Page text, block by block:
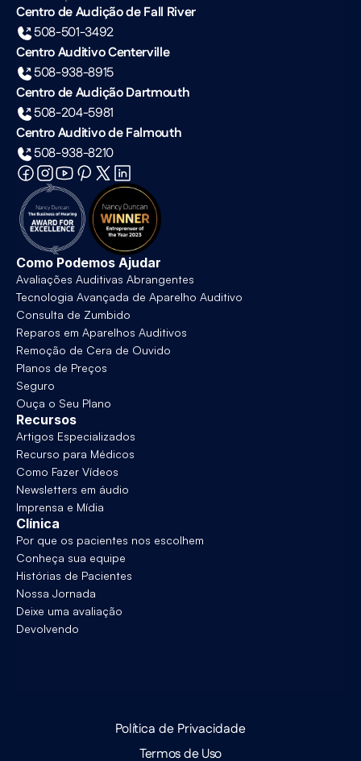
Centro de Audição de Fall River
508-501-3492
Centro Auditivo Centerville
508-938-8915
Centro de Audição Dartmouth
508-204-5981
Centro Auditivo de Falmouth
508-938-8210
Como Podemos Ajudar
Avaliações Auditivas Abrangentes
Tecnologia Avançada de Aparelho Auditivo
Consulta de Zumbido
Reparos em Aparelhos Auditivos
Remoção de Cera de Ouvido
Planos de Preços
Seguro
Ouça o Seu Plano
Recursos
Artigos Especializados
Recurso para Médicos
Como Fazer Vídeos
Newsletters em áudio
Imprensa e Mídia
Clínica
Por que os pacientes nos escolhem
Conheça sua equipe
Histórias de Pacientes
Nossa Jornada
Deixe uma avaliação
Devolvendo
Política de Privacidade
Termos de Uso